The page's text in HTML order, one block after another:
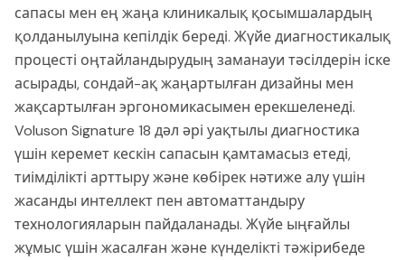
сапасы мен ең жаңа клиникалық қосымшалардың
қолданылуына кепілдік береді. Жүйе диагностикалық
процесті оңтайландырудың заманауи тәсілдерін іске
асырады, сондай-ақ жаңартылған дизайны мен
жақсартылған эргономикасымен ерекшеленеді.
Voluson Signature 18 дәл әрі уақтылы диагностика
үшін керемет кескін сапасын қамтамасыз етеді,
тиімділікті арттыру және көбірек нәтиже алу үшін
жасанды интеллект пен автоматтандыру
технологияларын пайдаланады. Жүйе ыңғайлы
жұмыс үшін жасалған және күнделікті тәжірибеде